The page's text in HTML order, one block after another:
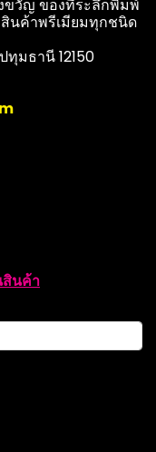
ขวัญ ของที่ระลึกพิมพ์
นค้าพรีเมียมทุกชนิด
มธานี 12150
สินค้า